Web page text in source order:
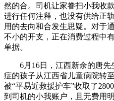
然的合。司机让家眷扫小我收
进行任何注释，也没有供给正
用的去向和合发生思疑。对于
不小的开支，正在消费过程中
单据。
6月16日，江西新余的唐先
症的孩子从江西省儿童病院转
被“平易近救援护车”收取了
到司机的小我账户，且无费用